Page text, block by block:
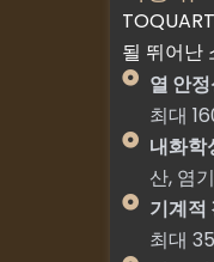
될 뛰어난
열 안
최대
내화학
산, 염
기계적
최대